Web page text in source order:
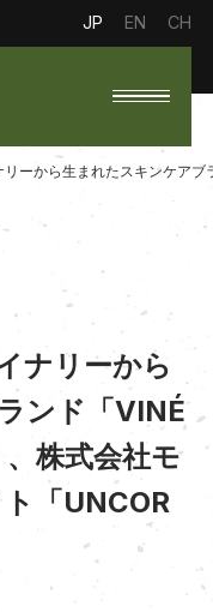
JP EN CH
ーから生まれたスキンケア
ナリーから
ンド「VINÉ
株式会社モ
「UNCOR